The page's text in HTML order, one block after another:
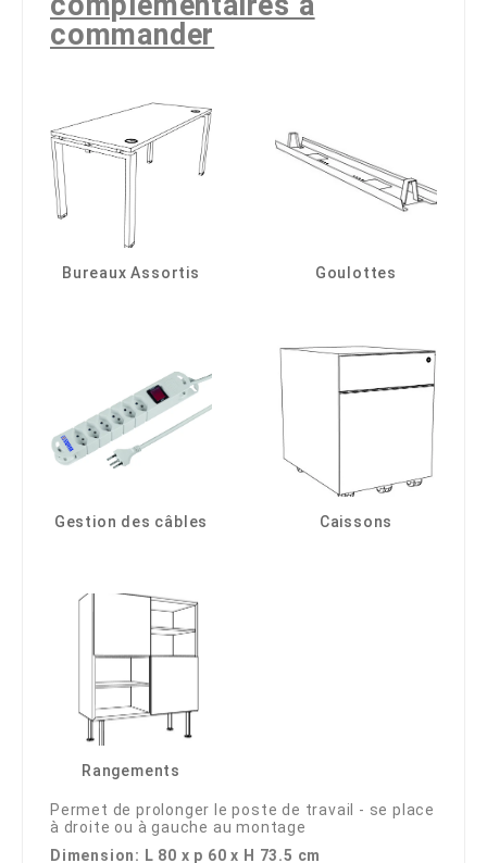
commander
Bureaux Assortis Goulottes
Gestion des câbles Caissons
Rangements
Permet de prolonger le poste de travail - se place
à droite ou à gauche au montage
Dimension: L 80 x p 60 x H 73.5 cm